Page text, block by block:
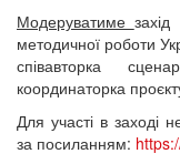
Модеруватиме
методичної роботи
співавторка
координаторка
Для участі в заході
за посиланням: